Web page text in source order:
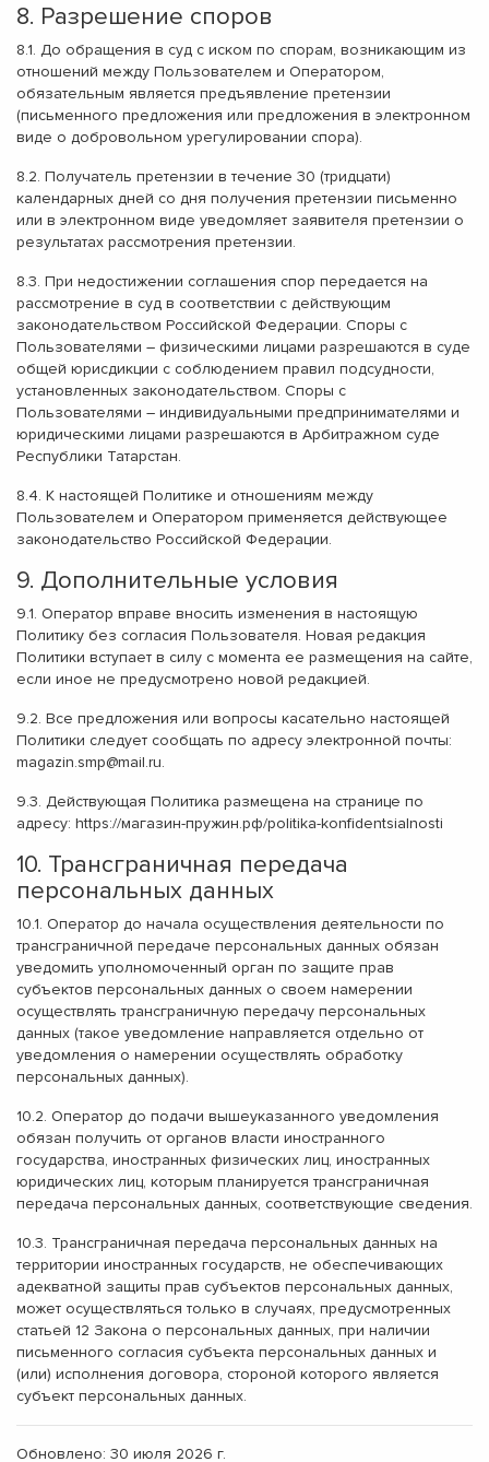
8. Разрешение споров
8.1. До обращения в суд с иском по спорам, возникающим из
отношений между Пользователем и Оператором,
обязательным является предъявление претензии
(письменного предложения или предложения в электронном
виде о добровольном урегулировании спора).
8.2. Получатель претензии в течение 30 (тридцати)
календарных дней со дня получения претензии письменно
или в электронном виде уведомляет заявителя претензии о
результатах рассмотрения претензии.
8.3. При недостижении соглашения спор передается на
рассмотрение в суд в соответствии с действующим
законодательством Российской Федерации. Споры с
Пользователями – физическими лицами разрешаются в суде
общей юрисдикции с соблюдением правил подсудности,
установленных законодательством. Споры с
Пользователями – индивидуальными предпринимателями и
юридическими лицами разрешаются в Арбитражном суде
Республики Татарстан.
8.4. К настоящей Политике и отношениям между
Пользователем и Оператором применяется действующее
законодательство Российской Федерации.
9. Дополнительные условия
9.1. Оператор вправе вносить изменения в настоящую
Политику без согласия Пользователя. Новая редакция
Политики вступает в силу с момента ее размещения на сайте,
если иное не предусмотрено новой редакцией.
9.2. Все предложения или вопросы касательно настоящей
Политики следует сообщать по адресу электронной почты:
magazin.smp@mail.ru.
9.3. Действующая Политика размещена на странице по
адресу: https://магазин-пружин.рф/politika-konfidentsialnosti
10. Трансграничная передача
персональных данных
10.1. Оператор до начала осуществления деятельности по
трансграничной передаче персональных данных обязан
уведомить уполномоченный орган по защите прав
субъектов персональных данных о своем намерении
осуществлять трансграничную передачу персональных
данных (такое уведомление направляется отдельно от
уведомления о намерении осуществлять обработку
персональных данных).
10.2. Оператор до подачи вышеуказанного уведомления
обязан получить от органов власти иностранного
государства, иностранных физических лиц, иностранных
юридических лиц, которым планируется трансграничная
передача персональных данных, соответствующие сведения.
10.3. Трансграничная передача персональных данных на
территории иностранных государств, не обеспечивающих
адекватной защиты прав субъектов персональных данных,
может осуществляться только в случаях, предусмотренных
статьей 12 Закона о персональных данных, при наличии
письменного согласия субъекта персональных данных и
(или) исполнения договора, стороной которого является
субъект персональных данных.
Обновлено: 30 июля 2026 г.